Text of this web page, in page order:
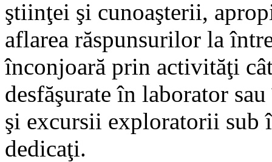
ştiinţei şi cunoaşterii,
aflarea răspunsurilor la
înconjoară prin activităţi
desfăşurate în laborator
şi excursii exploratorii sub
dedicaţi.